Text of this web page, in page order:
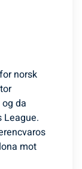
norsk
da
League.
mot